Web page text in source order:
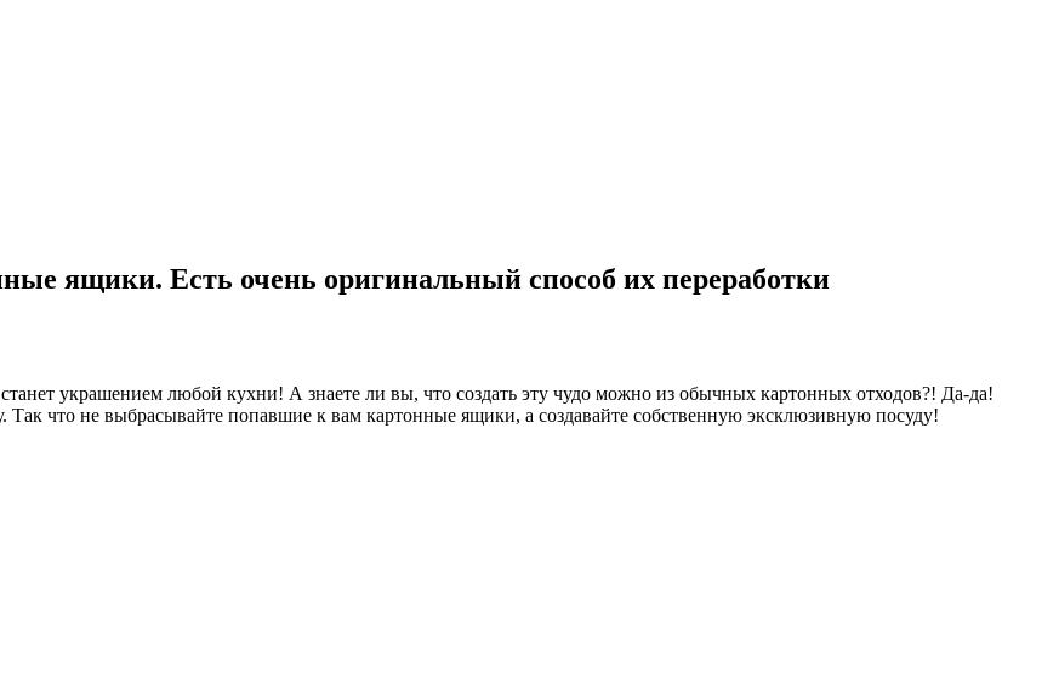
ящики. Есть очень оригинальный способ их переработки
украшением любой кухни! А знаете ли вы, что создать эту чудо можно из обычных картонных отходов?! Да-да!
Так что не выбрасывайте попавшие к вам картонные ящики, а создавайте собственную эксклюзивную посуду!